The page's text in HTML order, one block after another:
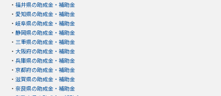
・ 福井県の助成金・補助金
・ 愛知県の助成金・補助金
・ 岐阜県の助成金・補助金
・ 静岡県の助成金・補助金
・ 三重県の助成金・補助金
・ 大阪府の助成金・補助金
・ 兵庫県の助成金・補助金
・ 京都府の助成金・補助金
・ 滋賀県の助成金・補助金
・ 奈良県の助成金・補助金